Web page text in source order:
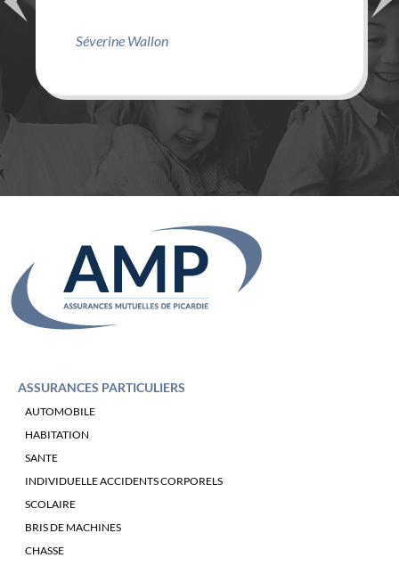
Séverine Wallon
ASSURANCES PARTICULIERS
AUTOMOBILE
HABITATION
SANTE
INDIVIDUELLE ACCIDENTS CORPORELS
SCOLAIRE
BRIS DE MACHINES
CHASSE